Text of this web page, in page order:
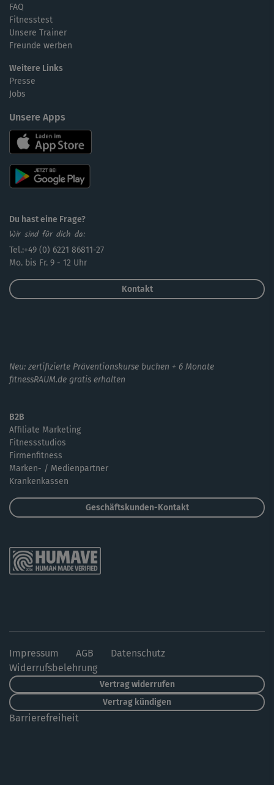
FAQ
Fitnesstest
Unsere Trainer
Freunde werben
Weitere Links
Presse
Jobs
Unsere Apps
Du hast eine Frage?
Wir sind für dich da:
Tel.:+49 (0) 6221 86811-27
Mo. bis Fr. 9 - 12 Uhr
Kontakt
Neu: zertifizierte Präventionskurse buchen + 6 Monate
fitnessRAUM.de gratis erhalten
B2B
Affiliate Marketing
Fitnessstudios
Firmenfitness
Marken- / Medienpartner
Krankenkassen
Geschäftskunden-Kontakt
Impressum AGB
Datenschutz
Widerrufsbelehrung
Vertrag widerrufen
Vertrag kündigen
Barrierefreiheit